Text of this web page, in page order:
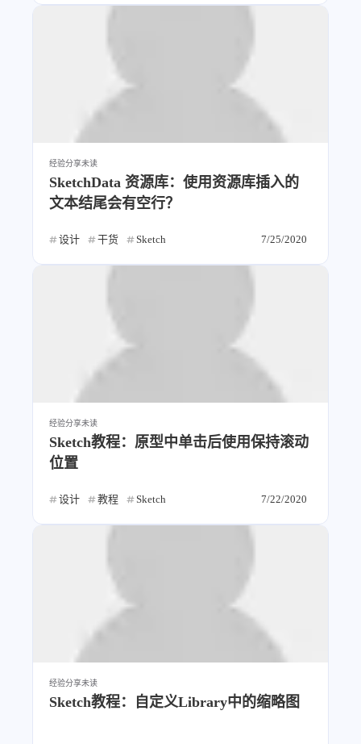
经验分享未读
SketchData 资源库：使用资源库插入的
文本结尾会有空行？
设计 干货 Sketch 7/25/2020
经验分享未读
Sketch教程：原型中单击后使用保持滚动
位置
设计 教程 Sketch 7/22/2020
经验分享未读
Sketch教程：自定义Library中的缩略图